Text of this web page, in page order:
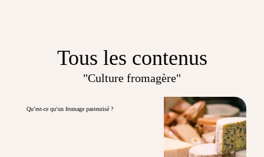
Tous les contenus
"Culture fromagère"
Qu’est-ce qu’un fromage pasteurisé ?